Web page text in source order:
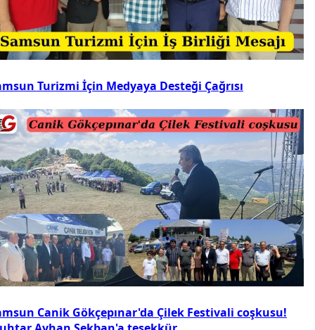
Turizmi İçin Medyaya Desteği Çağrısı
Canik Gökçepınar'da Çilek Festivali coşkusu!